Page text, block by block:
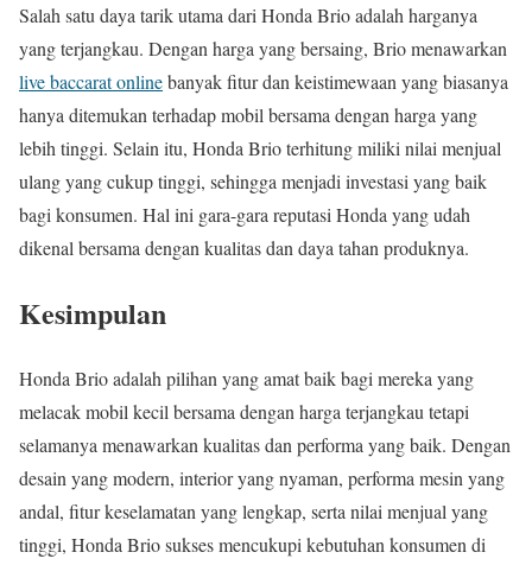
Salah satu daya tarik utama dari Honda Brio adalah harganya
yang terjangkau. Dengan harga yang bersaing, Brio menawarkan
live baccarat onlinebanyak fitur dan keistimewaan yang biasanya
hanya ditemukan terhadap mobil bersama dengan harga yang
lebih tinggi. Selain itu, Honda Brio terhitung miliki nilai menjual
ulang yang cukup tinggi, sehingga menjadi investasi yang baik
bagi konsumen. Hal ini gara-gara reputasi Honda yang udah
dikenal bersama dengan kualitas dan daya tahan produknya.
Kesimpulan
Honda Brio adalah pilihan yang amat baik bagi mereka yang
melacak mobil kecil bersama dengan harga terjangkau tetapi
selamanya menawarkan kualitas dan performa yang baik. Dengan
desain yang modern, interior yang nyaman, performa mesin yang
andal, fitur keselamatan yang lengkap, serta nilai menjual yang
tinggi, Honda Brio sukses mencukupi kebutuhan konsumen di